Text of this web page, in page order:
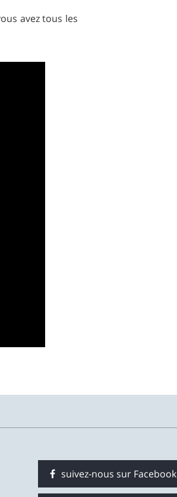
avez tous les
suivez-nous sur Facebook